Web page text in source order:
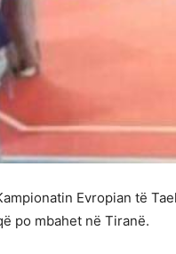
Evropian të
po mbahet në Tiranë.